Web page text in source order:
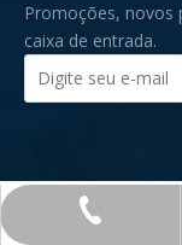
Promoções, novos
caixa de entrada.